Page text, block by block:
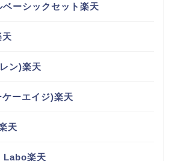
ーシックセット楽天
ン)楽天
ーエイジ)楽天
天
楽天